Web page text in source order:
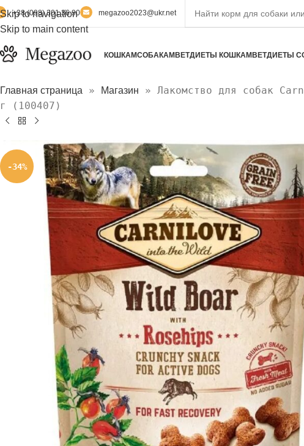
Skip to navigation
Skip to main content
+38 (098) 301 36 90 megazoo2023@ukr.net
КОШКАМСОБАКАМ ВЕТДИЕТЫ КОШКАМ ВЕТДИЕТЫ
Главная страница » Магазин » Лакомство для собак
г (100407)
-34%